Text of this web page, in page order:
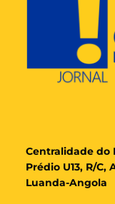
Centralidade do
Prédio U13, R/C,
Luanda-Angola